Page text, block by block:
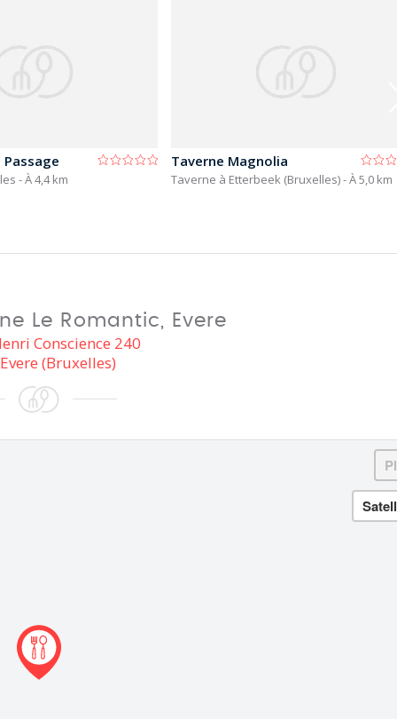
Passage
- À 4,4 km
Taverne Magnolia
Taverne à Etterbeek (Bruxelles)- À 5,0 km
Le Romantic, Evere
Conscience 240
(Bruxelles)